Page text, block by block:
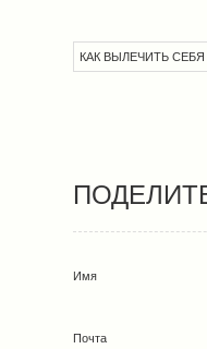
КАК ВЫЛЕЧИТЬ
Имя
Почта